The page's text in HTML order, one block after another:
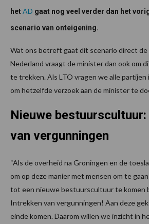
hetAD gaat nog veel verder dan het
scenario van onteigening.
Wat ons betreft gaat dit scenario direct de
Nederland vraagt de minister dan ook om
te trekken. Als LTO vragen we alle partijen
om hetzelfde verzoek aan de minister te
Nieuwe
van vergunningen
“Als de overheid na Groningen en de
om op deze manier met mensen om te
tot een nieuwe bestuurscultuur te komen
Intrekken van vergunningen! Aan deze
einde komen. Daarom willen we inzicht in